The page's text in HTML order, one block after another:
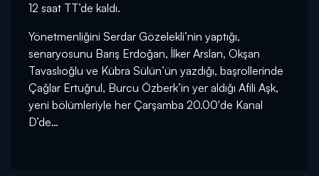
12 saat TT’de kaldı.
Yönetmenliğini Serdar Gözelekli’nin yaptığı,
senaryosunu Barış Erdoğan, İlker Arslan, Okşan
Tavaslıoğlu ve Kübra Sülün’ün yazdığı, başrollerinde
Çağlar Ertuğrul, Burcu Özberk’in yer aldığı Afili Aşk,
yeni bölümleriyle her Çarşamba 20.00'de Kanal
D’de…